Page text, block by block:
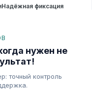
Надёжная фиксация
нужен не
точный контроль